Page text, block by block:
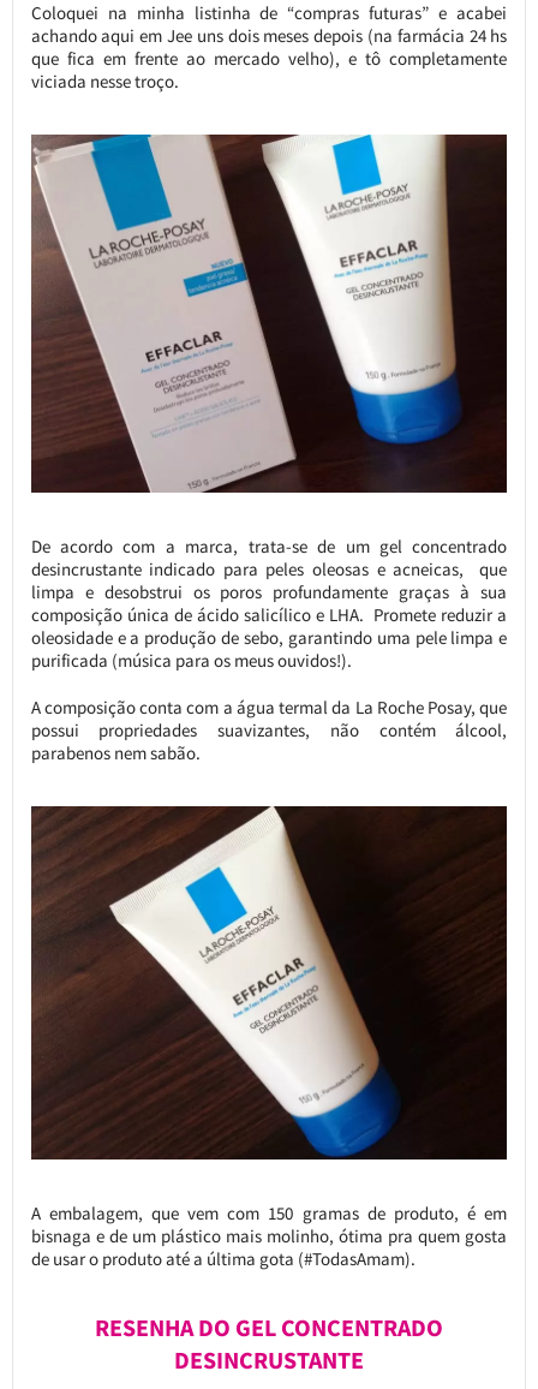
Coloquei na minha listinha de “compras futuras” e acabei
achando aqui em Jee uns dois meses depois (na farmácia 24 hs
que fica em frente ao mercado velho), e tô completamente
viciada nesse troço.
De acordo com a marca, trata-se de um gel concentrado
desincrustante indicado para peles oleosas e acneicas, que
limpa e desobstrui os poros profundamente graças à sua
composição única de ácido salicílico e LHA. Promete reduzir a
oleosidade e a produção de sebo, garantindo uma pele limpa e
purificada (música para os meus ouvidos!).
A composição conta com a água termal da La Roche Posay, que
possui propriedades suavizantes, não contém álcool,
parabenos nem sabão.
A embalagem, que vem com 150 gramas de produto, é em
bisnaga e de um plástico mais molinho, ótima pra quem gosta
de usar o produto até a última gota (#TodasAmam).
RESENHA DO GEL CONCENTRADO
DESINCRUSTANTE